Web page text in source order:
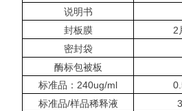
说明书
封板膜
2
密封袋
酶标包被板
标准品：240ug/ml
标准品/样品稀释液